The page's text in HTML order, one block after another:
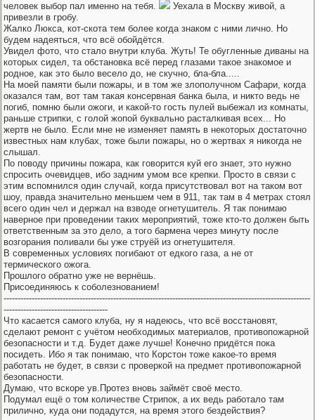
человек выбор пал именно на тебя.
Уехала в Москву живой, а
привезли в гробу.
Жалко Люкса, кот-скота тем более когда знаком с ними лично. Но
будем надеяться, что всё обойдётся.
Увидел фото, что стало внутри клуба. Жуть! Те обугленные диваны на
которых сидел, та обстановка всё перед глазами такое знакомое и
родное, как это было весело до, не скучно, бла-бла.....
На моей памяти были пожары, и в том же злополучном Сафари, когда
оказался там, вот там такая консервная банка была, и никто ведь не
погиб, помню были ожоги, и какой-то гость пулей выбежал из комнаты,
раньше стрипки, с голой жопой буквально расталкивая всех... Но
жертв не было. Если мне не изменяет память в некоторых достаточно
известных нам клубах, тоже были пожары, но о жертвах я никогда не
слышал.
По поводу причины пожара, как говорится куй его знает, это нужно
спросить очевидцев, ибо задним умом все крепки. Просто в связи с
этим вспомнился один случай, когда присутствовал вот на таком вот
шоу, правда значительно меньшем чем в 911, так там в 4 метрах стоял
всего один чел и держал на взводе огнетушитель. Я так понимаю
наверное при проведении таких мероприятий, тоже кто-то должен быть
ответственным за это дело, а того бармена через минуту после
возгорания поливали бы уже струёй из огнетушителя.
В современных условиях погибают от едкого газа, а не от
термического ожога.
Прошлого обратно уже не вернёшь.
Присоединяюсь к соболезнованием!
-------------------------------------------------------------------------------------------------------------
-------------------------------------
Что касается самого клуба, ну я надеюсь, что всё восстановят,
сделают ремонт с учётом необходимых материалов, противопожарной
безопасности и т.д. Будет даже лучше! Конечно придётся пока
посидеть. Ибо я так понимаю, что Корстон тоже какое-то время
работать не будет, в связи с проверкой на предмет противопожарной
безопасности.
Думаю, что вскоре ув.Протез вновь займёт своё место.
Подумал ещё о том количестве Стрипок, а их ведь работало там
прилично, куда они подадутся, на время этого бездействия?